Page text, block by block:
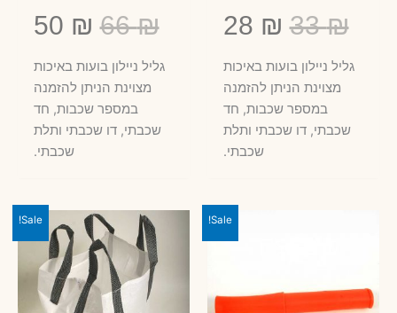
33₪
המחיר
המקורי
היה:
33 ₪.
28 ₪
המחיר
הנוכחי
28 ₪.
גליל ניילון בועות באיכות
מצוינת הניתן להזמנה
במספר שכבות, חד
שכבתי, דו שכבתי ותלת
שכבתי.
66₪
המחיר
המקורי
היה:
66 ₪.
50 ₪
50 ₪.
גליל ניילון בועות באיכות
מצוינת הניתן להזמנה
במספר שכבות, חד
שכבתי, דו שכבתי ותלת
שכבתי.
Sale!
Sale!